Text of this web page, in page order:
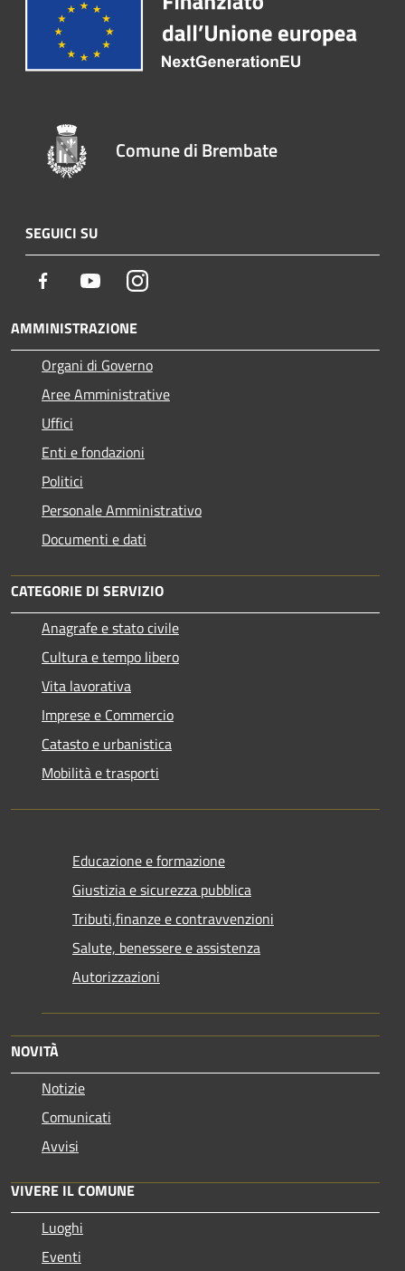
Comune di Brembate
SEGUICI SU
Facebook YoutubeInstagram
AMMINISTRAZIONE
Organi di Governo
Aree Amministrative
Uffici
Enti e fondazioni
Politici
Personale Amministrativo
Documenti e dati
CATEGORIE DI SERVIZIO
Anagrafe e stato civile
Cultura e tempo libero
Vita lavorativa
Imprese e Commercio
Catasto e urbanistica
Mobilità e trasporti
Educazione e formazione
Giustizia e sicurezza pubblica
Tributi,finanze e contravvenzioni
Salute, benessere e assistenza
Autorizzazioni
NOVITÀ
Notizie
Comunicati
Avvisi
VIVERE IL COMUNE
Luoghi
Eventi